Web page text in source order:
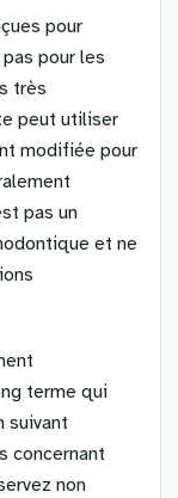
pour
pour les
très
peut utiliser
modifiée pour
pas un
et ne
terme qui
suivant
concernant
non